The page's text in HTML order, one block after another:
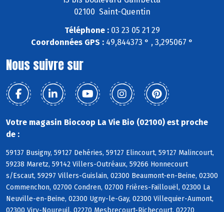
02100 Saint-Quentin
Téléphone :03 23 05 21 29
Coordonnées GPS : 49,844373 ° , 3,295067 °
Nous suivre sur
Votre magasin Biocoop La Vie Bio (02100) est proche
de :
59137 Busigny, 59127 Dehéries, 59127 Elincourt, 59127 Malincourt,
59238 Maretz, 59142 Villers-Outréaux, 59266 Honnecourt
s/Escaut, 59297 Villers-Guislain, 02300 Beaumont-en-Beine, 02300
Commenchon, 02700 Condren, 02700 Frières-Faillouël, 02300 La
Neuville-en-Beine, 02300 Ugny-le-Gay, 02300 Villequier-Aumont,
02300 Viry-Noureuil, 02270 Mesbrecourt-Richecourt, 02270